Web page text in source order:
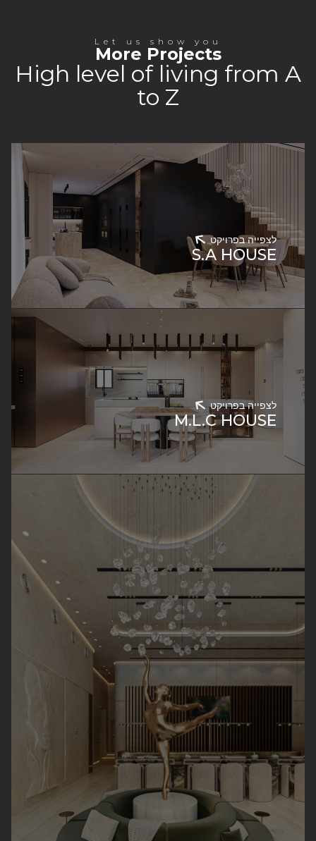
Let us show you
More Projects
High level of living from A
to Z
S.A HOUSE
לצפייה בפרויקט
M.L.C HOUSE
לצפייה בפרויקט